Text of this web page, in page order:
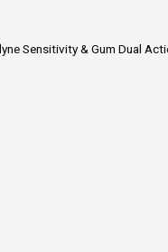
Sensitivity & Gum Dual